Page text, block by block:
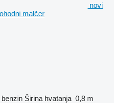
novi
malčer
benzin Širina hvatanja 0,8 m